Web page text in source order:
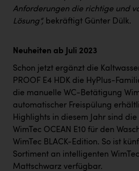
Anforderungen die richtige und
Lösung“, bekräftigt Günter Dülk.
Neuheiten ab Juli 2023
Schon jetzt ergänzt die
PROOF E4 HDK die HyPlus-
die manuelle WC-Betätigung
automatischer Freispülung
Highlights in diesem Jahr sind
WimTec OCEAN E10 für den
WimTec BLACK-Edition. So ist
Sortiment an intelligenten
Mattschwarz verfügbar.